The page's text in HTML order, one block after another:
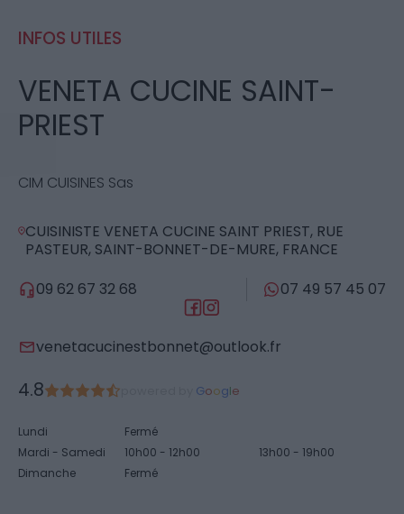
INFOS UTILES
VENETA CUCINE SAINT-
PRIEST
CIM CUISINES Sas
CUISINISTE VENETA CUCINE SAINT PRIEST, RUE
PASTEUR, SAINT-BONNET-DE-MURE, FRANCE
09 62 67 32 68
07 49 57 45 07
venetacucinestbonnet@outlook.fr
4.8 Google
Lundi
Fermé
Mardi - Samedi
10h00 - 12h00
13h00 - 19h00
Dimanche
Fermé